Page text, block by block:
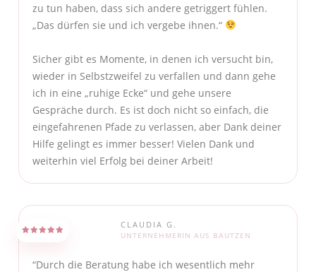
zu tun haben, dass sich andere getriggert fühlen.
„Das dürfen sie und ich vergebe ihnen.“
Sicher gibt es Momente, in denen ich versucht bin,
wieder in Selbstzweifel zu verfallen und dann gehe
ich in eine „ruhige Ecke“ und gehe unsere
Gespräche durch. Es ist doch nicht so einfach, die
eingefahrenen Pfade zu verlassen, aber Dank deiner
Hilfe gelingt es immer besser! Vielen Dank und
weiterhin viel Erfolg bei deiner Arbeit!
CLAUDIA G.
UNTERNEHMERIN AUS BAUTZEN
“Durch die Beratung habe ich wesentlich mehr